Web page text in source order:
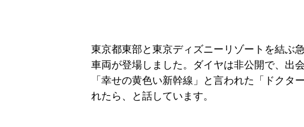
東京都東部と東京ディズニーリゾートを結ぶ
車両が登場しました。ダイヤは非公開で、出
「幸せの黄色い新幹線」と言われた「ドクタ
れたら、と話しています。